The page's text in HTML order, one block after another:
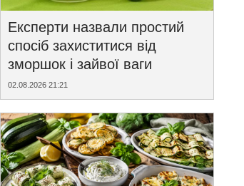
Експерти назвали простий
спосіб захиститися від
зморшок і зайвої ваги
02.08.2026 21:21